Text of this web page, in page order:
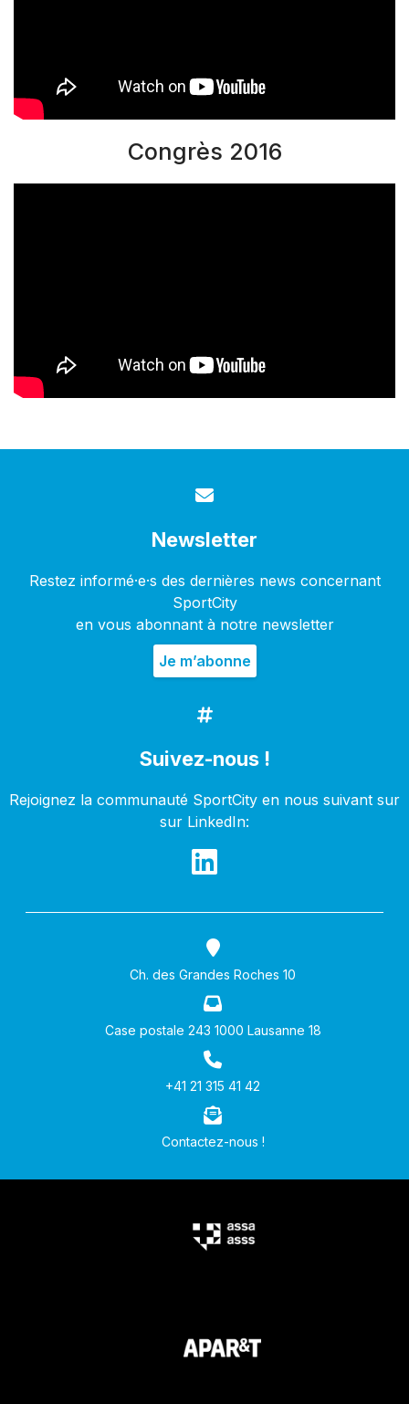
Congrès 2016
Newsletter
Restez informé·e·s des dernières news concernant
SportCity
en vous abonnant à notre newsletter
Suivez-nous !
Rejoignez la communauté SportCity en nous suivant sur
sur LinkedIn:
Ch. des Grandes Roches 10
Case postale 243 1000 Lausanne 18
+41 21 315 41 42
Contactez-nous !